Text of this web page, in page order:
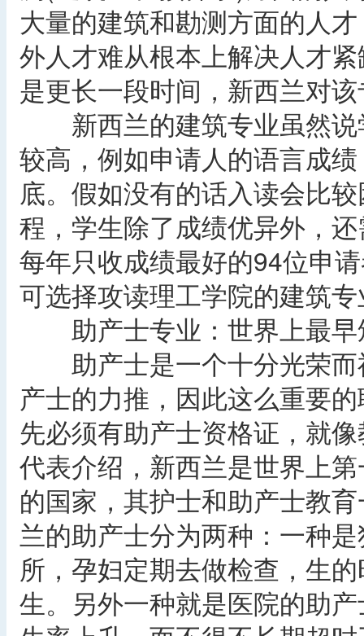
大量的建筑和勘测方面的人
外人才难从根本上解决人才
是更长一段时间，新西兰对
新西兰的建筑专业虽然说
较高，例如申请人的语言成
底。假如没有的话入读会比
程，学生除了成绩优异外，
每年只收成绩最好的94位申
可选择攻读理工学院的建筑
助产士专业：世界上最早
助产士是一个十分光荣而
产士的力推，因此这么重要
先必须有助产士资格证，就
代表介绍，新西兰是世界上
的国家，其护士和助产士教
兰的助产士分为两种：一种
所，孕妇定期去做检查，生
生。另外一种就是医院的助